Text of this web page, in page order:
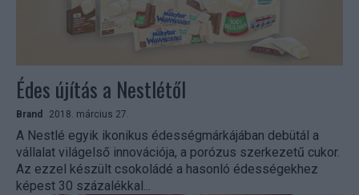
Édes újítás a Nestlétől
Brand 2018. március 27.
A Nestlé egyik ikonikus édességmárkájában debütál a
vállalat világelső innovációja, a porózus szerkezetű cukor.
Az ezzel készült csokoládé a hasonló édességekhez
képest 30 százalékkal...